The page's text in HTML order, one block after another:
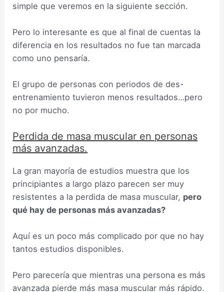
simple que veremos en la siguiente sección.
Pero lo interesante es que al final de cuentas la
diferencia en los resultados no fue tan marcada
como uno pensaría.
El grupo de personas con periodos de des-
entrenamiento tuvieron menos resultados…pero
no por mucho.
Perdida de masa muscular en personas
más avanzadas.
La gran mayoría de estudios muestra que los
principiantes a largo plazo parecen ser muy
resistentes a la perdida de masa muscular, pero
qué hay de personas más avanzadas?
Aquí es un poco más complicado por que no hay
tantos estudios disponibles.
Pero parecería que mientras una persona es más
avanzada pierde más masa muscular más rápido.